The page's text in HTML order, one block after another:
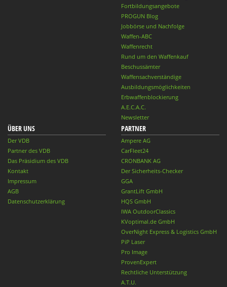
Fortbildungsangebote
PROGUN Blog
Jobbörse und Nachfolge
Waffen-ABC
Waffenrecht
Rund um den Waffenkauf
Beschussämter
Waffensachverständige
Ausbildungsmöglichkeiten
Erbwaffenblockierung
A.E.C.A.C.
Newsletter
ÜBER UNS
Der VDB
Partner des VDB
Das Präsidium des VDB
Kontakt
Impressum
AGB
Datenschutzerklärung
PARTNER
Ampere AG
CarFleet24
CRONBANK AG
Der Sicherheits-Checker
GGA
GrantLift GmbH
HQS GmbH
IWA OutdoorClassics
KVoptimal.de GmbH
OverNight Express & Logistics GmbH
PiP Laser
Pro Image
ProvenExpert
Rechtliche Unterstützung
A.T.U.